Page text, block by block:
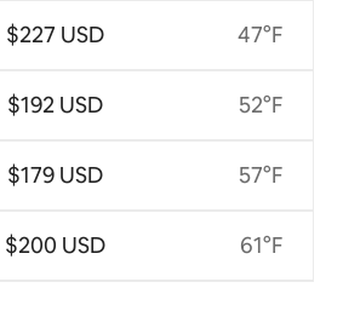
$227 USD
$192 USD
$179 USD
$200 USD
47°F
52°F
57°F
61°F